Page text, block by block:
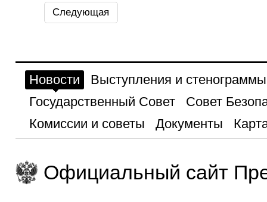
Следующая
Новости
Выступления и стенограммы
Государственный Совет
Совет
Комиссии и советы
Документы
Официальный сайт